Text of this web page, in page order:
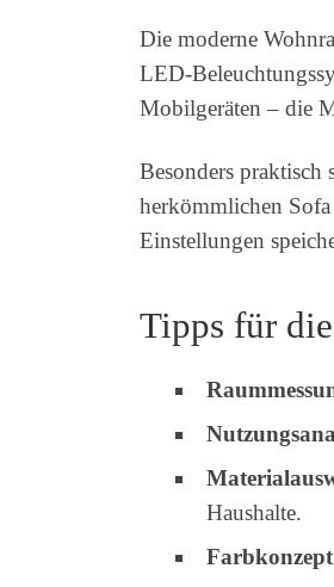
Die moderne
LED-
Mobilgeräten – die
Besonders
herkömmlichen
Einstellungen
Tipps für
Haushalte.